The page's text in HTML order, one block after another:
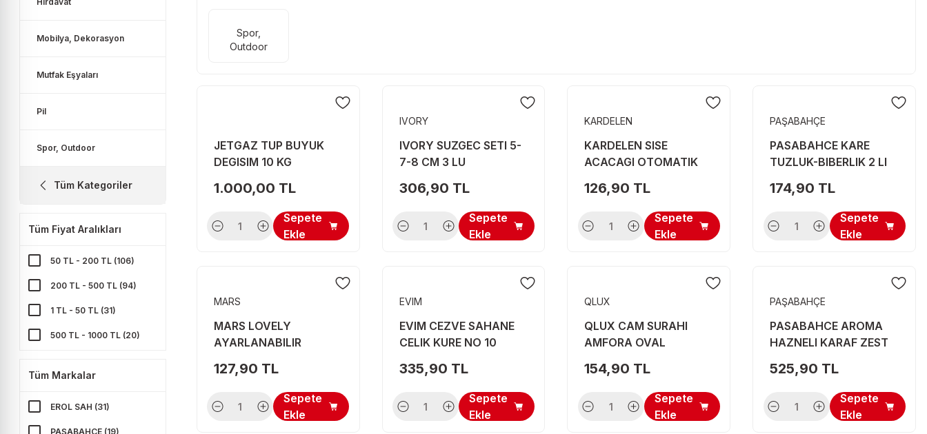
Mobilya, Dekorasyon
Mutfak Eşyaları
Pil
Spor, Outdoor
Tüm Kategoriler
Tüm Fiyat Aralıkları
50 TL - 200 TL (106)
200 TL - 500 TL (94)
1 TL - 50 TL (31)
500 TL - 1000 TL (20)
Tüm Markalar
EROL SAH (31)
PAŞABAHÇE (19)
Spor,
Outdoor
JETGAZ TUP BUYUK
DEGISIM 10 KG
1.000,00 TL
Sepete
Ekle
IVORY
IVORY SUZGEC SETI 5-
7-8 CM 3 LU
306,90 TL
Sepete
Ekle
KARDELEN
KARDELEN SISE
ACACAGI OTOMATIK
126,90 TL
Sepete
Ekle
PAŞABAHÇE
PASABAHCE KARE
TUZLUK-BIBERLIK 2 LI
174,90 TL
Sepete
Ekle
MARS
MARS LOVELY
AYARLANABILIR
127,90 TL
Sepete
Ekle
EVIM
EVIM CEZVE SAHANE
CELIK KURE NO 10
335,90 TL
Sepete
Ekle
QLUX
QLUX CAM SURAHI
AMFORA OVAL
154,90 TL
Sepete
Ekle
PAŞABAHÇE
PASABAHCE AROMA
HAZNELI KARAF ZEST
525,90 TL
Sepete
Ekle